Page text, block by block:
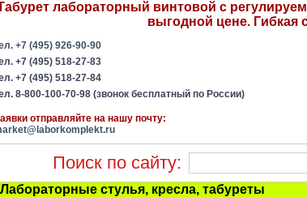
лабораторный винтовой с
выгодной цене. Гибкая
+7 (495) 926-90-90
+7 (495) 518-27-83
+7 (495) 518-27-84
8-800-100-70-98 (звонок бесплатный по России)
отправляйте на нашу почту:
Поиск по сайту:
Лабораторные стулья, кресла, табуреты